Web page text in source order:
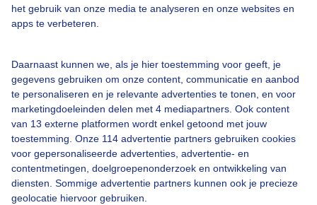
het gebruik van onze media te analyseren en onze websites en
apps te verbeteren.
Daarnaast kunnen we, als je hier toestemming voor geeft, je
gegevens gebruiken om onze content, communicatie en aanbod
te personaliseren en je relevante advertenties te tonen, en voor
marketingdoeleinden delen met 4 mediapartners. Ook content
van 13 externe platformen wordt enkel getoond met jouw
toestemming. Onze 114 advertentie partners gebruiken cookies
voor gepersonaliseerde advertenties, advertentie- en
contentmetingen, doelgroepenonderzoek en ontwikkeling van
diensten. Sommige advertentie partners kunnen ook je precieze
geolocatie hiervoor gebruiken.
Een moment geduld aub...
Over Buienradar